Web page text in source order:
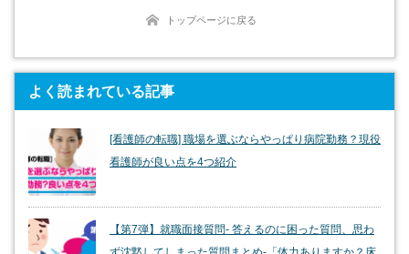
トップページに戻る
よく読まれている記事
[看護師の転職] 職場を選ぶならやっぱり病院勤務？現役
看護師が良い点を4つ紹介
【第7弾】就職面接質問- 答えるのに困った質問、思わ